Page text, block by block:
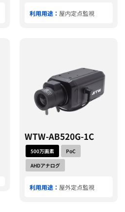
利用用途： 屋内定点監視
WTW-AB520G-1C
500万画素
PoC
AHDアナログ
利用用途： 屋外定点監視